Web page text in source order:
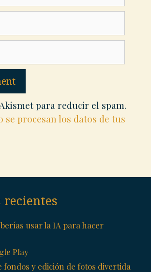
para reducir el spam.
se procesan los datos de tus
recientes
usar la IA para hacer
Play
fondos y edición de fotos divertida